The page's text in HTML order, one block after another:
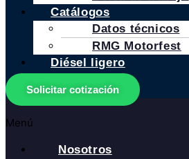
Catálogos
Datos técnicos
RMG Motorfest
Diésel ligero
Solicitar cotización
Menú
Nosotros